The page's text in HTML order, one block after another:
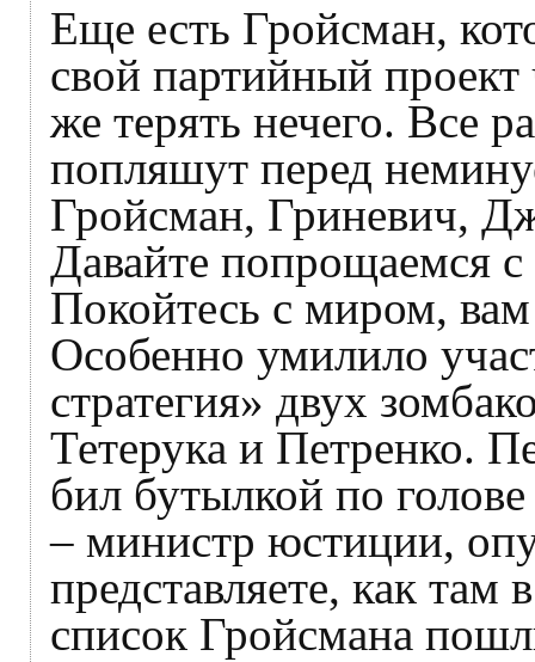
Еще есть Гройсман,
свой партийный
же терять нечего. Все
попляшут перед
Гройсман, Гриневич,
Давайте попрощаемся
Покойтесь с миром,
Особенно умилило
стратегия» двух
Тетерука и Петренко.
бил бутылкой по
– министр юстиции,
представляете, как
список Гройсмана